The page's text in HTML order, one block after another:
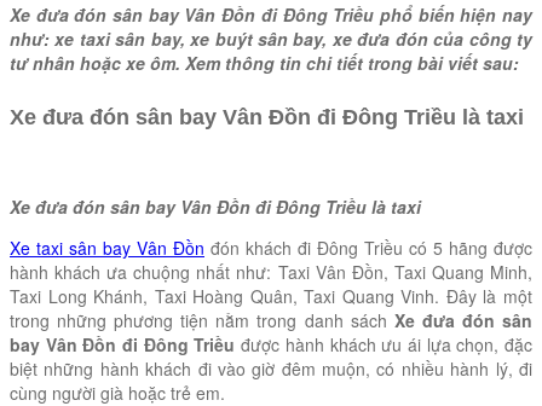
Xe đưa đón sân bay Vân Đồn đi Đông Triều phổ biến hiện nay
như: xe taxi sân bay, xe buýt sân bay, xe đưa đón của công ty
tư nhân hoặc xe ôm. Xem thông tin chi tiết trong bài viết sau:
Xe đưa đón sân bay Vân Đồn đi Đông Triều là taxi
Xe đưa đón sân bay Vân Đồn đi Đông Triều là taxi
Xe taxi sân bay Vân Đồn đón khách đi Đông Triều có 5 hãng được
hành khách ưa chuộng nhất như: Taxi Vân Đồn, Taxi Quang Minh,
Taxi Long Khánh, Taxi Hoàng Quân, Taxi Quang Vinh. Đây là một
trong những phương tiện nằm trong danh sách Xe đưa đón sân
bay Vân Đồn đi Đông Triều được hành khách ưu ái lựa chọn, đặc
biệt những hành khách đi vào giờ đêm muộn, có nhiều hành lý, đi
cùng người già hoặc trẻ em.